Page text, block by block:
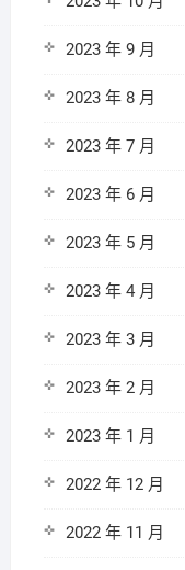
2023 年 9 月
2023 年 8 月
2023 年 7 月
2023 年 6 月
2023 年 5 月
2023 年 4 月
2023 年 3 月
2023 年 2 月
2023 年 1 月
2022 年 12 月
2022 年 11 月